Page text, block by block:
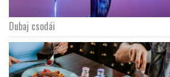
Dubaj csodái